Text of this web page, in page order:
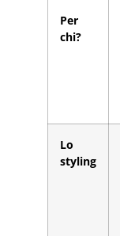
Per
chi?
Lo
styling